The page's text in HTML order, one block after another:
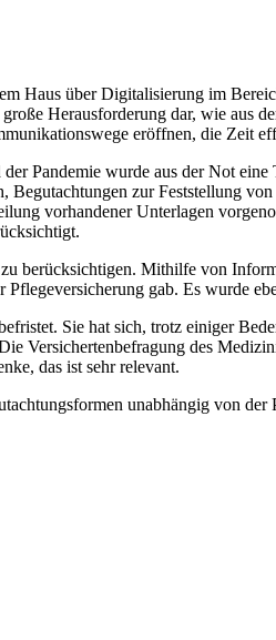
Haus über Digitalisierung im
Herausforderung dar, wie aus
eröffnen, die Zeit
Pandemie wurde aus der Not
Begutachtungen zur Feststellung
vorhandener Unterlagen
berücksichtigen. Mithilfe von
gab. Es wurde
Sie hat sich, trotz einiger
Versichertenbefragung des
das ist sehr relevant.
unabhängig von